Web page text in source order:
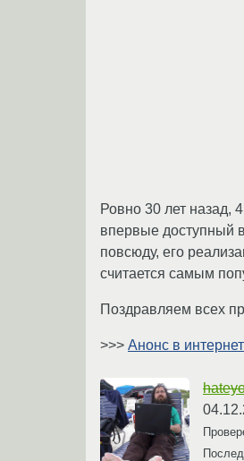
Ровно 30 лет назад,
впервые доступный
повсюду, его
считается самым
Поздравляем всех
>>> Анонс в